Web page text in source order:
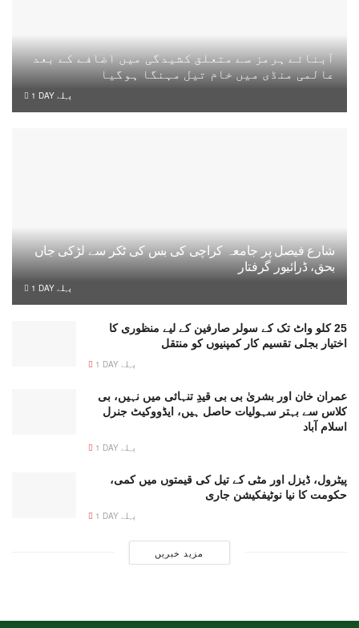
آبنائے ہرمز سے متعلق کشیدگی میں اضافے کے بعد
عالمی منڈی میں خام تیل مہنگا ہوگیا
1 DAY پہلے
شارع فیصل پر جامعہ کراچی کی بس کی ٹکر سے لڑکی جاں
بحق، ڈرائیور گرفتار
1 DAY پہلے
25 کلو واٹ تک کے سولر صارفین کے لیے منظوری کا
اختیار بجلی تقسیم کار کمپنیوں کو منتقل
1 DAY پہلے
عمران خان اور بشریٰ بی بی قیدِ تنہائی میں نہیں، بی
کلاس سے بہتر سہولیات حاصل ہیں، ایڈووکیٹ جنرل
اسلام آباد
1 DAY پہلے
پیٹرول، ڈیزل اور مٹی کے تیل کی قیمتوں میں کمی،
حکومت کا نیا نوٹیفکیشن جاری
1 DAY پہلے
مزید خبریں